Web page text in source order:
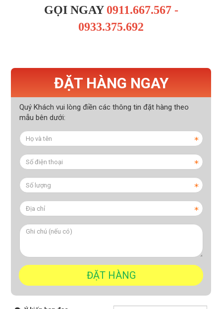
GỌI NGAY0911.667.567 -
0933.375.692
ĐẶT HÀNG NGAY
Quý Khách vui lòng điền các thông tin đặt hàng theo
mẫu bên dưới: